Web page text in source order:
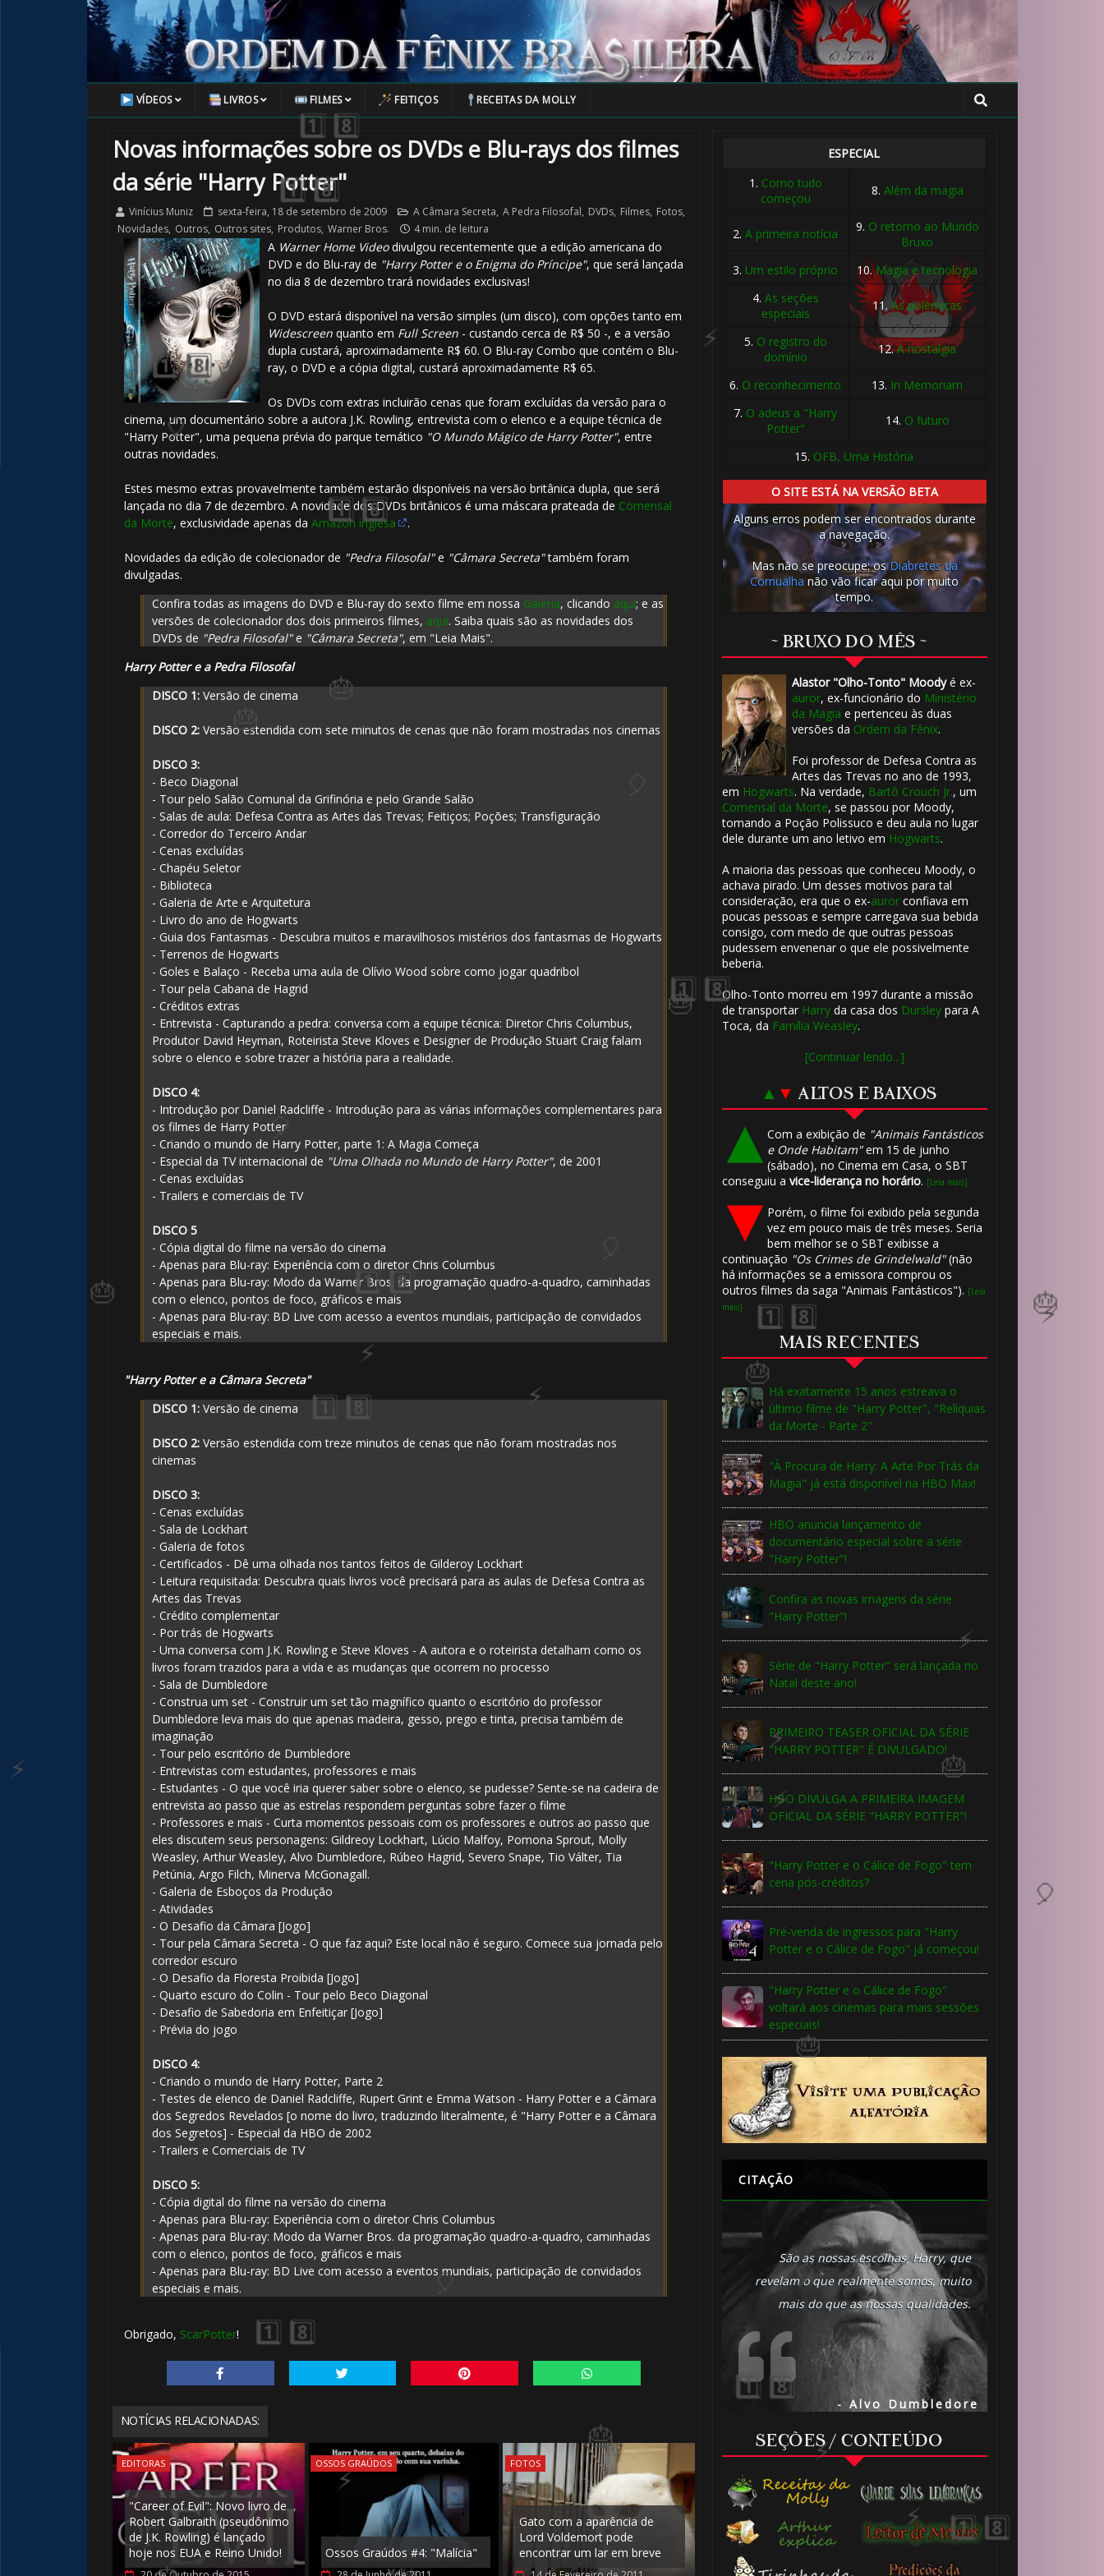
VÍDEOS LIVROS FILMES FEITIÇOS RECEITAS DA MOLLY
Novas informações sobre os DVDs e Blu-rays dos filmes
da série "Harry Potter"
Vinícius Muniz sexta-feira, 18 de setembro de 2009 A Câmara Secreta, A Pedra Filosofal, DVDs, Filmes, Fotos,
Novidades, Outros, Outros sites, Produtos, Warner Bros. 4 min. de leitura
A Warner Home Videodivulgou recentemente que a edição americana do
DVD e do Blu-ray de "Harry Potter e o Enigma do Príncipe", que será lançada
no dia 8 de dezembro trará novidades exclusivas!
O DVD estará disponível na versão simples (um disco), com opções tanto em
Widescreenquanto em Full Screen- custando cerca de R$ 50 -, e a versão
dupla custará, aproximadamente R$ 60. O Blu-ray Combo que contém o Blu-
ray, o DVD e a cópia digital, custará aproximadamente R$ 65.
Os DVDs com extras incluirão cenas que foram excluídas da versão para o
cinema, um documentário sobre a autora J.K. Rowling, entrevista com o elenco e a equipe técnica de
"Harry Potter", uma pequena prévia do parque temático "O Mundo Mágico de Harry Potter", entre
outras novidades.
Estes mesmo extras provavelmente também estarão disponíveis na versão britânica dupla, que será
lançada no dia 7 de dezembro. A novidade dos DVDs britânicos é uma máscara prateada de Comensal
da Morte, exclusividade apenas da Amazon inglesa .
Novidades da edição de colecionador de "Pedra Filosofal"e "Câmara Secreta"também foram
divulgadas.
Confira todas as imagens do DVD e Blu-ray do sexto filme em nossa Galeria, clicando aqui; e as
versões de colecionador dos dois primeiros filmes, aqui. Saiba quais são as novidades dos
DVDs de "Pedra Filosofal"e "Câmara Secreta", em "Leia Mais".
Harry Potter e a Pedra Filosofal
DISCO 1:Versão de cinema
DISCO 2: Versão estendida com sete minutos de cenas que não foram mostradas nos cinemas
DISCO 3:
- Beco Diagonal
- Tour pelo Salão Comunal da Grifinória e pelo Grande Salão
- Salas de aula: Defesa Contra as Artes das Trevas; Feitiços; Poções; Transfiguração
- Corredor do Terceiro Andar
- Cenas excluídas
- Chapéu Seletor
- Biblioteca
- Galeria de Arte e Arquitetura
- Livro do ano de Hogwarts
- Guia dos Fantasmas - Descubra muitos e maravilhosos mistérios dos fantasmas de Hogwarts
- Terrenos de Hogwarts
- Goles e Balaço - Receba uma aula de Olívio Wood sobre como jogar quadribol
- Tour pela Cabana de Hagrid
- Créditos extras
- Entrevista - Capturando a pedra: conversa com a equipe técnica: Diretor Chris Columbus,
Produtor David Heyman, Roteirista Steve Kloves e Designer de Produção Stuart Craig falam
sobre o elenco e sobre trazer a história para a realidade.
DISCO 4:
- Introdução por Daniel Radcliffe - Introdução para as várias informações complementares para
os filmes de Harry Potter
- Criando o mundo de Harry Potter, parte 1: A Magia Começa
- Especial da TV internacional de "Uma Olhada no Mundo de Harry Potter", de 2001
- Cenas excluídas
- Trailers e comerciais de TV
DISCO 5
- Cópia digital do filme na versão do cinema
- Apenas para Blu-ray: Experiência com o diretor Chris Columbus
- Apenas para Blu-ray: Modo da Warner Bros. da programação quadro-a-quadro, caminhadas
com o elenco, pontos de foco, gráficos e mais
- Apenas para Blu-ray: BD Live com acesso a eventos mundiais, participação de convidados
especiais e mais.
"Harry Potter e a Câmara Secreta"
DISCO 1:Versão de cinema
DISCO 2:Versão estendida com treze minutos de cenas que não foram mostradas nos
cinemas
DISCO 3:
- Cenas excluídas
- Sala de Lockhart
- Galeria de fotos
- Certificados - Dê uma olhada nos tantos feitos de Gilderoy Lockhart
- Leitura requisitada: Descubra quais livros você precisará para as aulas de Defesa Contra as
Artes das Trevas
- Crédito complementar
- Por trás de Hogwarts
- Uma conversa com J.K. Rowling e Steve Kloves - A autora e o roteirista detalham como os
livros foram trazidos para a vida e as mudanças que ocorrem no processo
- Sala de Dumbledore
- Construa um set - Construir um set tão magnífico quanto o escritório do professor
Dumbledore leva mais do que apenas madeira, gesso, prego e tinta, precisa também de
imaginação
- Tour pelo escritório de Dumbledore
- Entrevistas com estudantes, professores e mais
- Estudantes - O que você iria querer saber sobre o elenco, se pudesse? Sente-se na cadeira de
entrevista ao passo que as estrelas respondem perguntas sobre fazer o filme
- Professores e mais - Curta momentos pessoais com os professores e outros ao passo que
eles discutem seus personagens: Gildreoy Lockhart, Lúcio Malfoy, Pomona Sprout, Molly
Weasley, Arthur Weasley, Alvo Dumbledore, Rúbeo Hagrid, Severo Snape, Tio Válter, Tia
Petúnia, Argo Filch, Minerva McGonagall.
- Galeria de Esboços da Produção
- Atividades
- O Desafio da Câmara [Jogo]
- Tour pela Câmara Secreta - O que faz aqui? Este local não é seguro. Comece sua jornada pelo
corredor escuro
- O Desafio da Floresta Proibida [Jogo]
- Quarto escuro do Colin - Tour pelo Beco Diagonal
- Desafio de Sabedoria em Enfeitiçar [Jogo]
- Prévia do jogo
DISCO 4:
- Criando o mundo de Harry Potter, Parte 2
- Testes de elenco de Daniel Radcliffe, Rupert Grint e Emma Watson - Harry Potter e a Câmara
dos Segredos Revelados [o nome do livro, traduzindo literalmente, é "Harry Potter e a Câmara
dos Segretos] - Especial da HBO de 2002
- Trailers e Comerciais de TV
DISCO 5:
- Cópia digital do filme na versão do cinema
- Apenas para Blu-ray: Experiência com o diretor Chris Columbus
- Apenas para Blu-ray: Modo da Warner Bros. da programação quadro-a-quadro, caminhadas
com o elenco, pontos de foco, gráficos e mais
- Apenas para Blu-ray: BD Live com acesso a eventos mundiais, participação de convidados
especiais e mais.
Obrigado, ScarPotter!
NOTÍCIAS RELACIONADAS:
EDITORAS
"Career of Evil": Novo livro de
Robert Galbraith (pseudônimo
de J.K. Rowling) é lançado
hoje nos EUA e Reino Unido!
OSSOS GRAÚDOS
Ossos Graúdos #4: "Malícia"
FOTOS
Gato com a aparência de
Lord Voldemort pode
encontrar um lar em breve
ESPECIAL
1. Como tudo
começou
8. Além da magia
2.A primeira notícia 9. O retorno ao Mundo
Bruxo
3. Um estilo próprio 10.Magia e tecnologia
4. As seções
especiais
11.As polêmicas
5. O registro do
domínio
12.A nostalgia
6. O reconhecimento 13. In Memoriam
7. O adeus a "Harry
Potter"
14. O futuro
15. OFB, Uma História
O SITE ESTÁ NA VERSÃO BETA
Alguns erros podem ser encontrados durante
a navegação.
Mas não se preocupe: osDiabretes da
Cornualha não vão ficar aqui por muito
tempo.
~ BRUXO DO MÊS ~
Alastor "Olho-Tonto" Moodyé ex-
auror, ex-funcionário do Ministério
da Magia e pertenceu às duas
versões da Ordem da Fênix.
Foi professor de Defesa Contra as
Artes das Trevas no ano de 1993,
em Hogwarts. Na verdade, Bartô Crouch Jr., um
Comensal da Morte, se passou por Moody,
tomando a Poção Polissuco e deu aula no lugar
dele durante um ano letivo em Hogwarts.
A maioria das pessoas que conheceu Moody, o
achava pirado. Um desses motivos para tal
consideração, era que o ex-aurorconfiava em
poucas pessoas e sempre carregava sua bebida
consigo, com medo de que outras pessoas
pudessem envenenar o que ele possivelmente
beberia.
Olho-Tonto morreu em 1997 durante a missão
de transportar Harryda casa dos Dursleypara A
Toca, da Família Weasley.
[Continuar lendo...]
▲ ▼ ALTOS E BAIXOS
Com a exibição de "Animais Fantásticos
e Onde Habitam"em 15 de junho
(sábado), no Cinema em Casa, o SBT
conseguiu a vice-liderança no horário. [Leia mais]
Porém, o filme foi exibido pela segunda
vez em pouco mais de três meses. Seria
bem melhor se o SBT exibisse a
continuação "Os Crimes de Grindelwald"(não
há informações se a emissora comprou os
outros filmes da saga "Animais Fantásticos"). [Leia
mais]
MAIS RECENTES
Há exatamente 15 anos estreava o
último filme de "Harry Potter", "Relíquias
da Morte - Parte 2"
"À Procura de Harry: A Arte Por Trás da
Magia" já está disponível na HBO Max!
HBO anuncia lançamento de
documentário especial sobre a série
"Harry Potter"!
Confira as novas imagens da série
"Harry Potter"!
Série de "Harry Potter" será lançada no
Natal deste ano!
PRIMEIRO TEASER OFICIAL DA SÉRIE
"HARRY POTTER" É DIVULGADO!
HBO DIVULGA A PRIMEIRA IMAGEM
OFICIAL DA SÉRIE "HARRY POTTER"!
"Harry Potter e o Cálice de Fogo" tem
cena pós-créditos?
Pré-venda de ingressos para "Harry
Potter e o Cálice de Fogo" já começou!
"Harry Potter e o Cálice de Fogo"
voltará aos cinemas para mais sessões
especiais!
CITAÇÃO
São as nossas escolhas, Harry, que
revelam o que realmente somos, muito
mais do que as nossas qualidades.
- Alvo Dumbledore
SEÇÕES / CONTEÚDO
⚡
⚡
⚡
🎂
⚡
⚡
⚡
🎈
1️⃣ 8️⃣
1️⃣ 8️⃣
🎂
⚡
🎈
⚡
🎈
1️⃣ 8️⃣
🎂
1️⃣ 8️⃣
🎈
🎂